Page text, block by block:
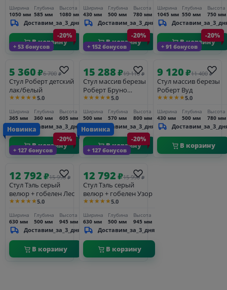
Ширина
1050 мм
Глубина
585 мм
Высота
1080 мм
Доставим_за_3_дня
В корзину
Ширина
430 мм
Глубина
500 мм
Высота
780 мм
Доставим_за_3_дня
В корзину
Ширина
1045 мм
Глубина
550 мм
Высота
750 мм
В корзину
+ 53 бонусов
-20%
5 360₽6 700 ₽
Стул Роберт детский
лак/белый
★★★★★5.0
Ширина
365 мм
Глубина
360 мм
Высота
605 мм
Доставим_за_3_дня
В корзину
+ 152 бонусов
-20%
15 288₽19 110 ₽
Стул массив березы
Роберт Бруно
орех+гобелен Узор
★★★★★5.0
Ширина
500 мм
Глубина
570 мм
Высота
800 мм
Доставим_за_3_дня
В корзину
+ 91 бонусов
-20%
9 120₽11 400 ₽
Стул массив березы
Роберт Вуд
★★★★★5.0
Ширина
430 мм
Глубина
500 мм
Высота
780 мм
В корзину
+ 127 бонусов
Новинка
-20%
12 792₽15 990 ₽
Стул Тэль серый
велюр + гобелен Лес
★★★★★5.0
Ширина
630 мм
Глубина
500 мм
Высота
945 мм
Доставим_за_3_дня
В корзину
+ 127 бонусов
Новинка
-20%
12 792₽15 990 ₽
Стул Тэль серый
велюр + гобелен Узор
★★★★★5.0
Ширина
630 мм
Глубина
500 мм
Высота
945 мм
Доставим_за_3_дня
В корзину